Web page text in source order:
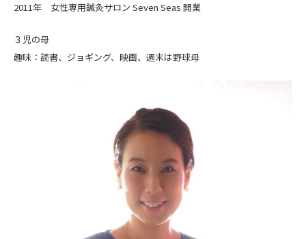
2011年 女性専用鍼灸サロン Seven Seas 開業
３児の母
趣味：読書、ジョギング、映画、週末は野球母